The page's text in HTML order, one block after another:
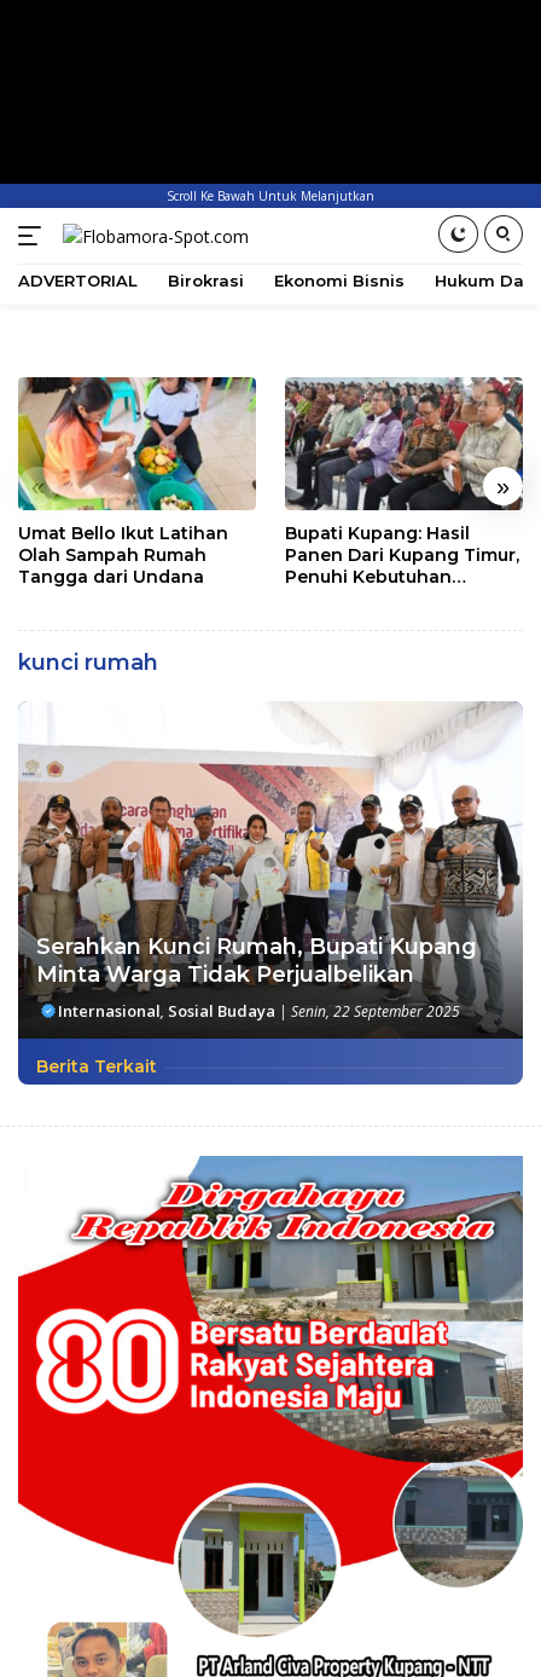
Scroll Ke Bawah Untuk Melanjutkan
ADVERTORIAL Birokrasi Ekonomi Bisnis Hukum
« »
Umat Bello Ikut Latihan
Olah Sampah Rumah
Tangga dari Undana
Bupati Kupang: Hasil
Panen Dari Kupang Timur,
Penuhi Kebutuhan
kunci rumah
Serahkan Kunci Rumah, Bupati Kupang
Minta Warga Tidak Perjualbelikan
Internasional, Sosial Budaya | Senin, 22 September 2025
Berita Terkait